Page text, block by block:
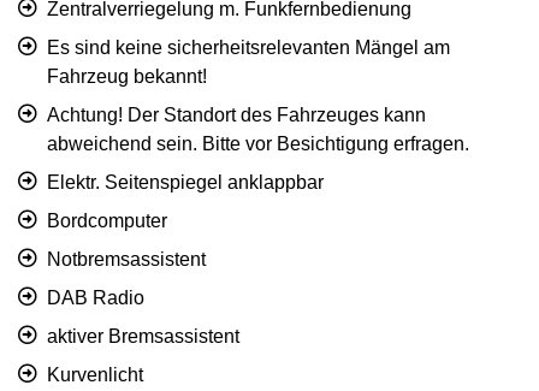
Zentralverriegelung m. Funkfernbedienung
Es sind keine sicherheitsrelevanten Mängel am
Fahrzeug bekannt!
Achtung! Der Standort des Fahrzeuges kann
abweichend sein. Bitte vor Besichtigung erfragen.
Elektr. Seitenspiegel anklappbar
Bordcomputer
Notbremsassistent
DAB Radio
aktiver Bremsassistent
Kurvenlicht